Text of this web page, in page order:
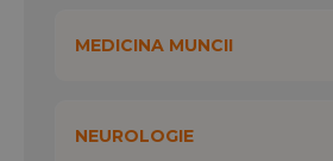
MEDICINA MUNCII
NEUROLOGIE